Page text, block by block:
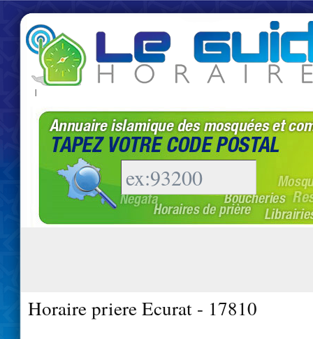
|
Horaire priere Ecurat - 17810